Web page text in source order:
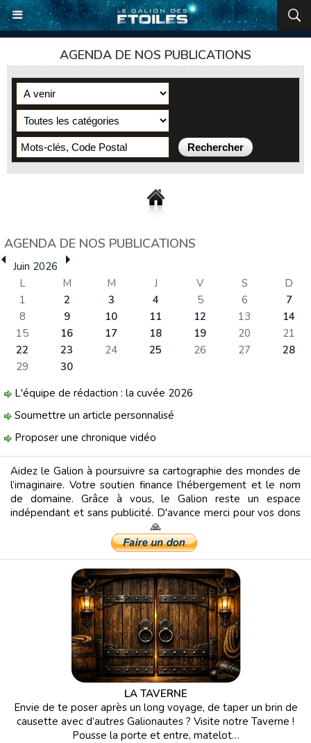
AGENDA DE NOS PUBLICATIONS
AGENDA DE NOS PUBLICATIONS
Juin 2026
L
M M J V S
D
1
2 3 4 5 6
7
8
9 10 11 12 13
14
15
16 17 18 19 20
21
22
23 24 25 26 27
28
29
30
L'équipe de rédaction : la cuvée 2026
Soumettre un article personnalisé
Proposer une chronique vidéo
Aidez le Galion à poursuivre sa cartographie des mondes de
l’imaginaire. Votre soutien finance l’hébergement et le nom
de domaine. Grâce à vous, le Galion reste un espace
indépendant et sans publicité. D'avance merci pour vos dons
🙏
LA TAVERNE
Envie de te poser après un long voyage, de taper un brin de
causette avec d’autres Galionautes ? Visite notre Taverne !
Pousse la porte et entre, matelot…